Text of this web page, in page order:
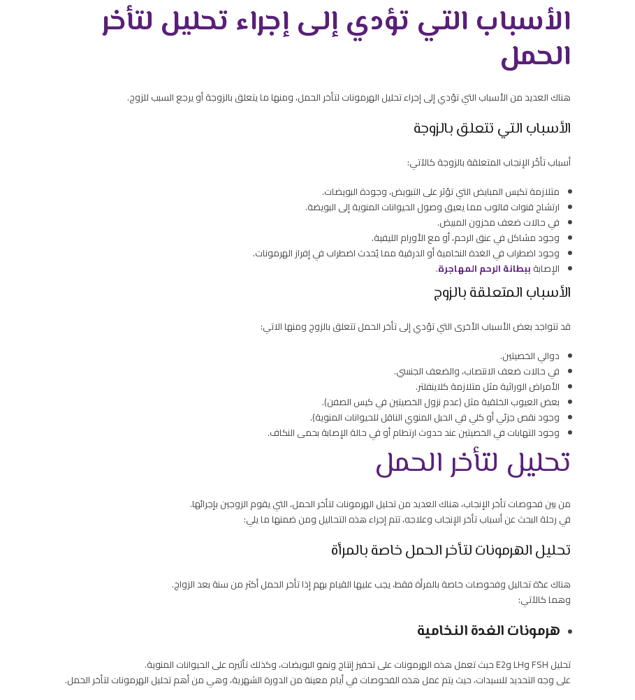
الأسباب التي تؤدي إلى إجراء تحليل لتأخر
الحمل
هناك العديد من الأسباب التي تؤدي إلى إجراء تحليل الهرمونات لتأخر الحمل، ومنها ما يتعلق بالزوجة أو يرجع السبب للزوج.
الأسباب التي تتعلق بالزوجة
أسباب تأخُر الإنجاب المتعلقة بالزوجة كالآتي:
متلازمة تكيس المبايض التي تؤثر على التبويض، وجودة البويضات.
ارتشاح قنوات فالوب مما يعيق وصول الحيوانات المنوية إلى البويضة.
في حالات ضعف مخزون المبيض.
وجود مشاكل في عنق الرحم، أو مع الأورام الليفية.
وجود اضطراب في الغدة النخامية أو الدرقية مما يُحدث اضطراب في إفراز الهرمونات.
الإصابة ببطانة الرحم المهاجرة.
الأسباب المتعلقة بالزوج
قد تتواجد بعض الأسباب الأخرى التي تؤدي إلى تأخر الحمل تتعلق بالزوج ومنها الاتي:
دوالي الخصيتين.
في حالات ضعف الانتصاب، والضعف الجنسي.
الأمراض الوراثية مثل متلازمة كلاينفلتر.
بعض العيوب الخلقية مثل (عدم نزول الخصيتين في كيس الصفن).
وجود نقص جزئي أو كلي في الحبل المنوي الناقل للحيوانات المنوية).
وجود التهابات في الخصيتين عند حدوث ارتطام أو في حالة الإصابة بحمى النكاف.
تحليل لتأخر الحمل
من بين فحوصات تأخر الإنجاب، هناك العديد من تحليل الهرمونات لتأخر الحمل، التي يقوم الزوجين بإجرائها.
في رحلة البحث عن أسباب تأخر الإنجاب وعلاجه، تتم إجراء هذه التحاليل ومن ضمنها ما يلي:
تحليل الهرمونات لتأخر الحمل خاصة بالمرأة
هناك عدّة تحاليل وفحوصات خاصة بالمرأة فقط، يجب عليها القيام بهم إذا تأخر الحمل أكثر من سنة بعد الزواج.
وهما كالآتي:
هرمونات الغدة النخامية
تحليل FSH وLH وE2 حيث تعمل هذه الهرمونات على تحفيز إنتاج ونمو البويضات، وكذلك تأثيره على الحيوانات المنوية.
على وجه التحديد للسيدات، حيث يتم عمل هذه الفحوصات في أيام معينة من الدورة الشهرية، وهي من أهم تحليل الهرمونات لتأخر الحمل.